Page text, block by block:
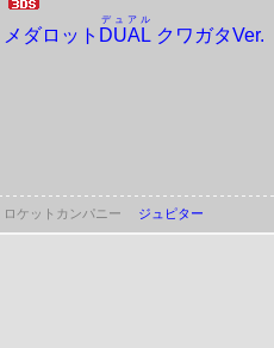
メダロット DUAL
デュアル
クワガタVer.
ロケットカンパニー ジュピター